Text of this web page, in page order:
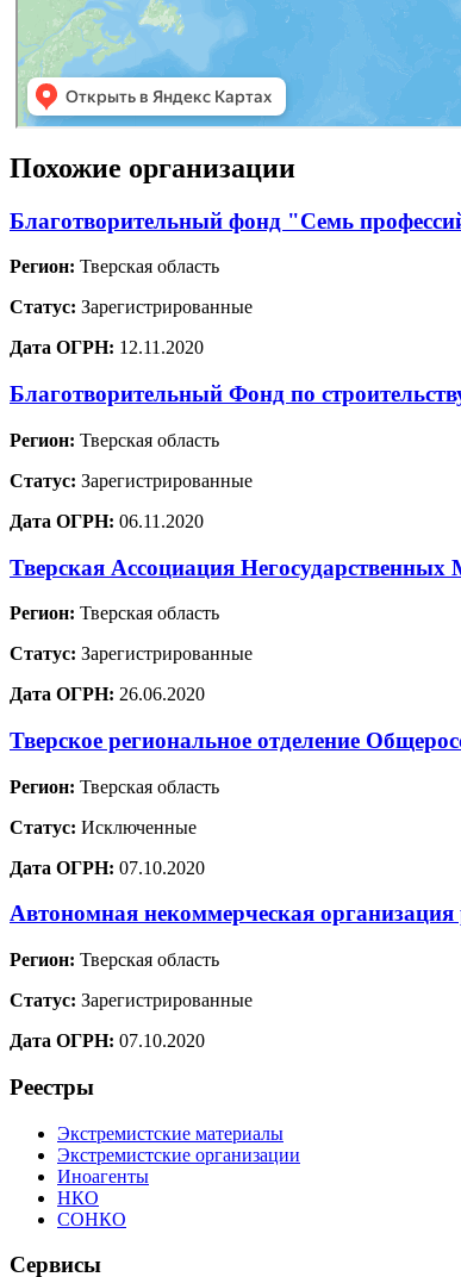
Похожие организации
Благотворительный фонд "Семь
Регион: Тверская область
Статус: Зарегистрированные
Дата ОГРН: 12.11.2020
Благотворительный Фонд по
Регион: Тверская область
Статус: Зарегистрированные
Дата ОГРН: 06.11.2020
Тверская Ассоциация
Регион: Тверская область
Статус: Зарегистрированные
Дата ОГРН: 26.06.2020
Тверское региональное отделение
Регион: Тверская область
Статус: Исключенные
Дата ОГРН: 07.10.2020
Автономная некоммерческая
Регион: Тверская область
Статус: Зарегистрированные
Дата ОГРН: 07.10.2020
Реестры
Экстремистские материалы
Экстремистские организации
Иноагенты
НКО
СОНКО
Сервисы